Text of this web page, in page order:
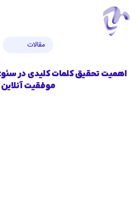
مقالات
اهمیت تحقیق کلمات کلیدی در
موفقیت آنلاین